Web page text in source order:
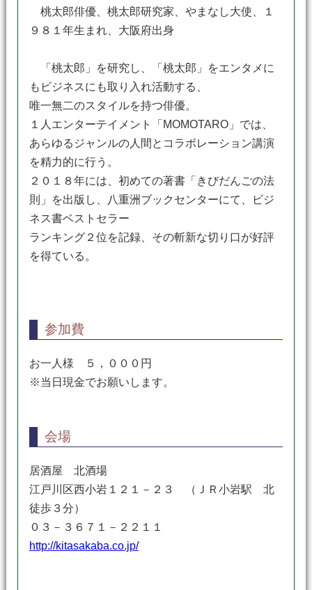
桃太郎俳優、桃太郎研究家、やまなし大使、１
９８１年生まれ、大阪府出身
「桃太郎」を研究し、「桃太郎」をエンタメに
もビジネスにも取り入れ活動する、
唯一無二のスタイルを持つ俳優。
１人エンターテイメント「MOMOTARO」では、
あらゆるジャンルの人間とコラボレーション講演
を精力的に行う。
２０１８年には、初めての著書「きびだんごの法
則」を出版し、八重洲ブックセンターにて、ビジ
ネス書ベストセラー
ランキング２位を記録、その斬新な切り口が好評
を得ている。
参加費
お一人様 ５，０００円
※当日現金でお願いします。
会場
居酒屋 北酒場
江戸川区西小岩１２１－２３ （ＪＲ小岩駅 北
徒歩３分）
０３－３６７１－２２１１
http://kitasakaba.co.jp/